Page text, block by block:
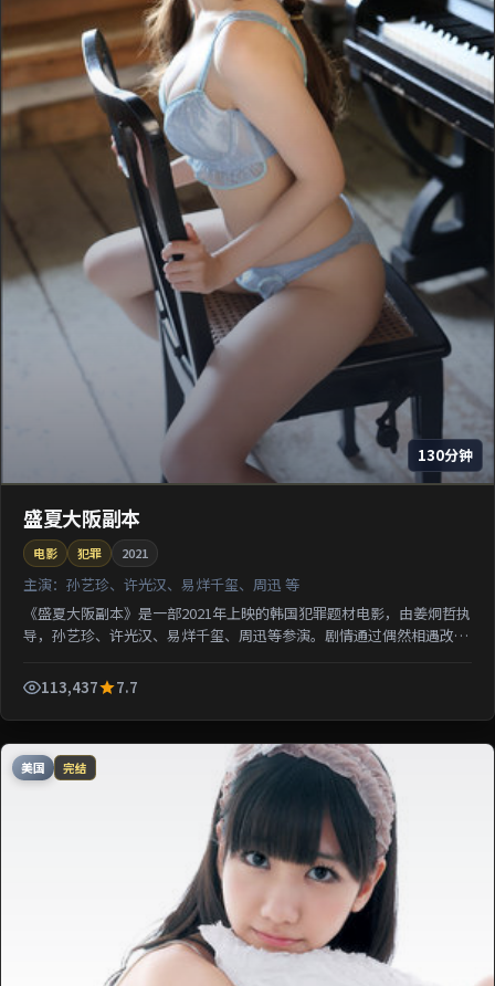
130分钟
盛夏大阪副本
电影 犯罪 2021
主演： 孙艺珍、许光汉、易烊千玺、周迅 等
《盛夏大阪副本》是一部2021年上映的韩国犯罪题材电影，由姜炯哲执
导，孙艺珍、许光汉、易烊千玺、周迅等参演。剧情通过偶然相遇改写
113,437
7.7
美国 完结